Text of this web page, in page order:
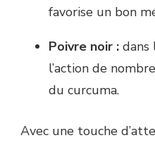
favorise un bon
Poivre noir : dans
l’action de
du curcuma.
Avec une touche